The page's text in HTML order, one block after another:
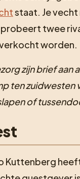
staat. Je vecht
twee
worden.
zijn brief aan
ten zuidwesten
of
Kuttenberg